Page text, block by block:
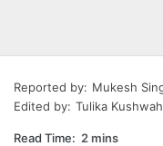
Reported by: Mukesh
Edited by: Tulika
Read Time: 2 mins